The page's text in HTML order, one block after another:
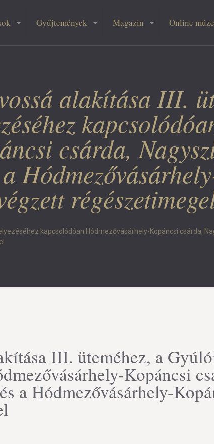
Gyűjtemények Magazin Online
alakítása III.
csárda,
kapcsolódóan Hódmezővásárhely-Kopáncsi csárda,
III. üteméhez, a
Kopáncsi
a Hódmezővásárhely-